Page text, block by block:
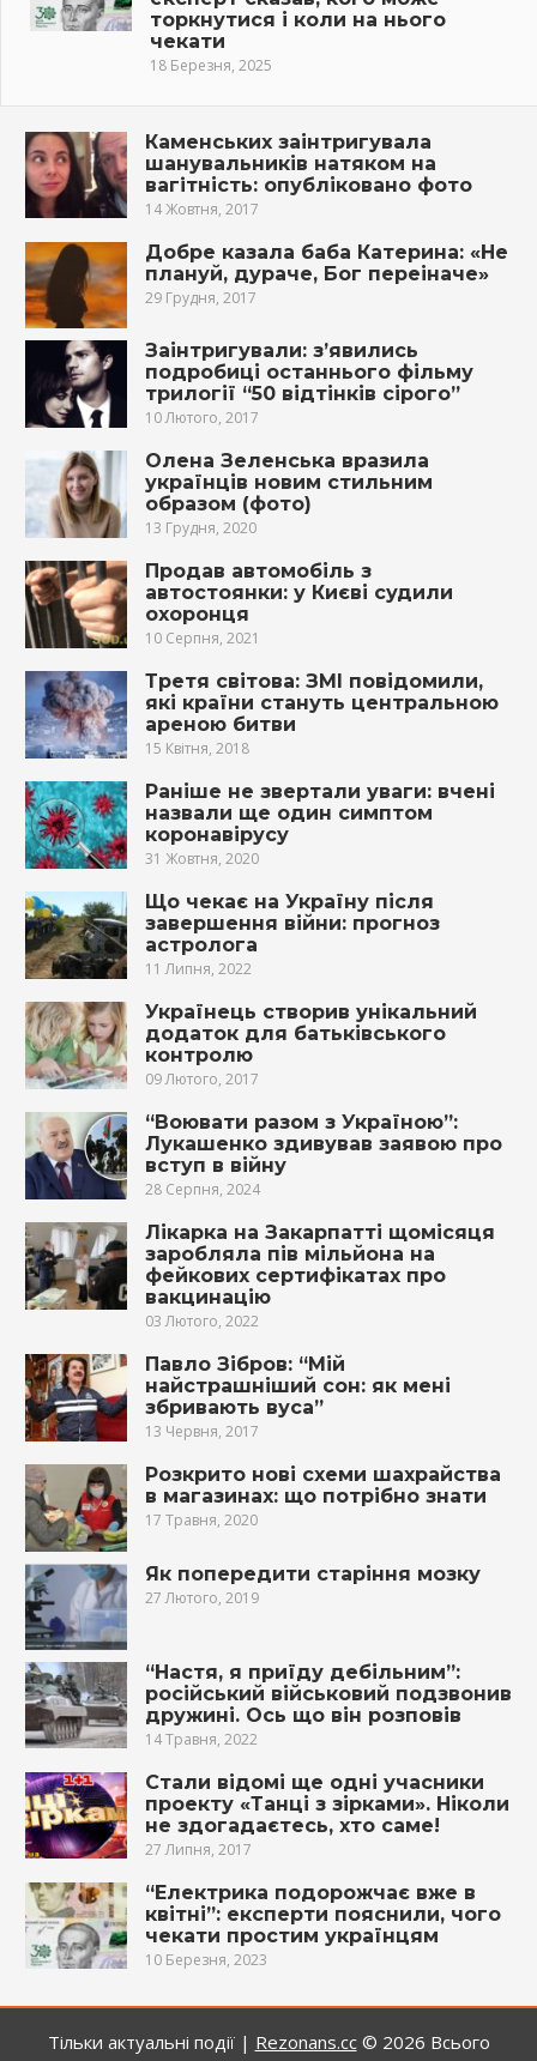
торкнутися і коли на нього
чекати
18 Березня, 2025
Каменських заінтригувала
шанувальників натяком на
вaгiтніcть: опубліковано фото
14 Жовтня, 2017
Добре казала баба Катерина: «Не
плануй, дyраче, Бог переіначе»
29 Грудня, 2017
Заінтригували: з’явились
подробиці останнього фільму
трилогії “50 відтінків сірого”
10 Лютого, 2017
Олена Зеленська вразила
українців новим стильним
образом (фото)
13 Грудня, 2020
Продав автомобіль з
автостоянки: у Києві судили
охоронця
10 Серпня, 2021
Третя світова: ЗМІ повідомили,
які країни стануть центральною
ареною битви
15 Квітня, 2018
Раніше не звертали уваги: вчені
назвали ще один симптом
коронавірусу
31 Жовтня, 2020
Що чекає на Україну після
завершення війни: прогноз
астролога
11 Липня, 2022
Українець створив унікальний
додаток для батьківського
контролю
09 Лютого, 2017
“Воювати разом з Україною”:
Лукашенко здивував заявою про
вступ в війну
28 Серпня, 2024
Лікарка на Закарпатті щомісяця
заробляла пів мільйона на
фейкових сертифікатах про
вакцинацію
03 Лютого, 2022
Павло Зібров: “Мій
найстрашніший сон: як мені
збривають вуса”
13 Червня, 2017
Розкрито нові схеми шахрайства
в магазинах: що потрібно знати
17 Травня, 2020
Як попередити старіння мозку
27 Лютого, 2019
“Настя, я приїду дебільним”:
російський військовий подзвонив
дружині. Ось що він розповів
14 Травня, 2022
Стали відомі ще одні учасники
проекту «Танці з зірками». Ніколи
не здогадаєтесь, хто саме!
27 Липня, 2017
“Електрика подорожчає вже в
квітні”: експерти пояснили, чого
чекати простим українцям
10 Березня, 2023
Тільки актуальні події | Rezonans.сс © 2026 Всього